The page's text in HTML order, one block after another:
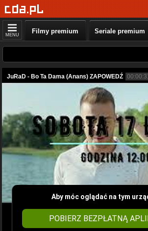
MENU Filmy premium Seriale premium
JuRaD - Bo Ta Dama (Anans) ZAPOWEDŹ
Aby móc oglądać na tym
POBIERZ BEZPŁATNĄ